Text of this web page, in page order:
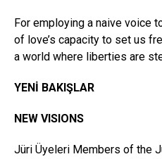
For employing a naive voice
of love’s capacity to set us
a world where liberties are
YENİ BAKIŞLAR
NEW VISIONS
Jüri Üyeleri Members of the